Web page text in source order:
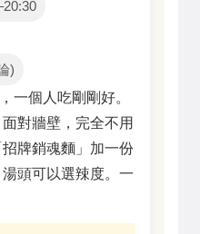
)
一個人吃剛剛好。
對牆壁，完全不用
牌銷魂麵」加一份
頭可以選辣度。一